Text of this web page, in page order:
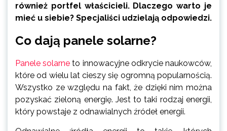
również portfel właścicieli. Dlaczego warto je
mieć u siebie? Specjaliści udzielają odpowiedzi.
Co dają panele solarne?
Panele solarne to innowacyjne odkrycie naukowców,
które od wielu lat cieszy się ogromną popularnością.
Wszystko ze względu na fakt, że dzięki nim można
pozyskać zieloną energię. Jest to taki rodzaj energii,
który powstaje z odnawialnych źródeł energii.